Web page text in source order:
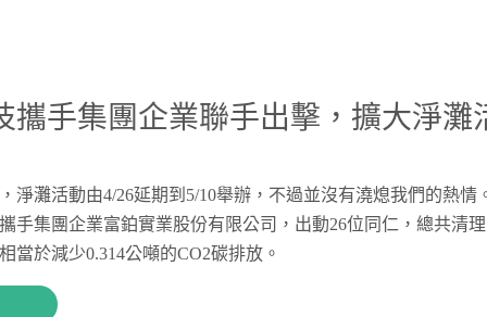
攜手集團企業聯手出擊，擴大淨灘
淨灘活動由4/26延期到5/10舉辦，不過並沒有澆熄我們的熱情
手集團企業富鉑實業股份有限公司，出動26位同仁，總共清
當於減少0.314公噸的CO2碳排放。